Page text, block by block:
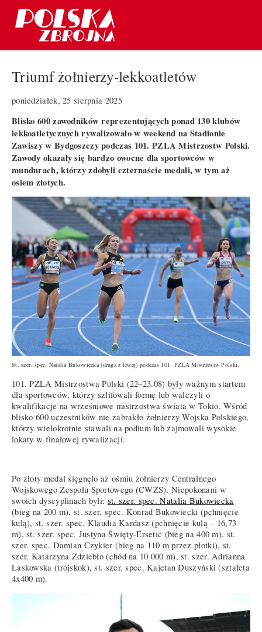
Triumf żołnierzy-lekkoatletów
poniedziałek, 25 sierpnia 2025
Blisko 600 zawodników reprezentujących ponad 130 klubów
lekkoatletycznych rywalizowało w weekend na Stadionie
Zawiszy w Bydgoszczy podczas 101. PZLA Mistrzostw Polski.
Zawody okazały się bardzo owocne dla sportowców w
mundurach, którzy zdobyli czternaście medali, w tym aż
osiem złotych.
St. szer. spec. Natalia Bukowiecka (druga z lewej) podczas 101. PZLA Mistrzostw Polski.
101. PZLA Mistrzostwa Polski (22–23.08) były ważnym startem
dla sportowców, którzy szlifowali formę lub walczyli o
kwalifikacje na wrześniowe mistrzostwa świata w Tokio. Wśród
blisko 600 uczestników nie zabrakło żołnierzy Wojska Polskiego,
którzy wielokrotnie stawali na podium lub zajmowali wysokie
lokaty w finałowej rywalizacji.
Po złoty medal sięgnęło aż ośmiu żołnierzy Centralnego
Wojskowego Zespołu Sportowego (CWZS). Niepokonani w
swoich dyscyplinach byli: st. szer. spec. Natalia Bukowiecka
(bieg na 200 m), st. szer. spec. Konrad Bukowiecki (pchnięcie
kulą), st. szer. spec. Klaudia Kardasz (pchnięcie kulą – 16,73
m), st. szer. spec. Justyna Święty-Ersetic (bieg na 400 m), st.
szer. spec. Damian Czykier (bieg na 110 m przez płotki), st.
szer. Katarzyna Zdziebło (chód na 10 000 m), st. szer. Adrianna
Laskowska (trójskok), st. szer. spec. Kajetan Duszyński (sztafeta
4x400 m).